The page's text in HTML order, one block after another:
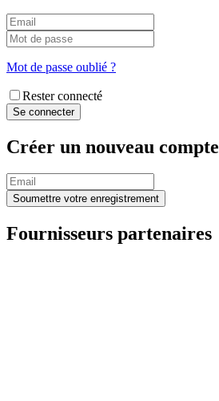
Mot de passe oublié ?
Rester connecté
Créer un nouveau compte
Fournisseurs partenaires